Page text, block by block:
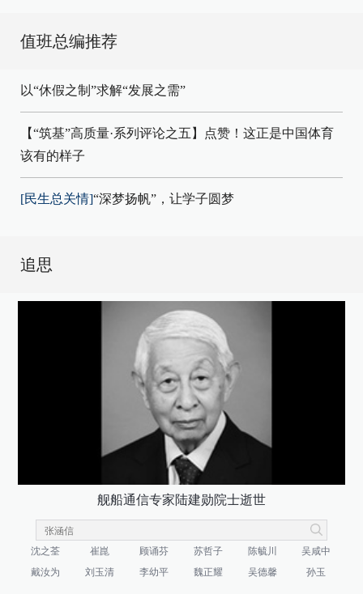
值班总编推荐
以“休假之制”求解“发展之需”
【“筑基”高质量·系列评论之五】点赞！这正是中国体育
该有的样子
[民生总关情]“深梦扬帆”，让学子圆梦
追思
舰船通信专家陆建勋院士逝世
沈之荃 崔崑 顾诵芬 苏哲子 陈毓川
吴咸中
戴汝为
刘玉清 李幼平 魏正耀 吴德馨 孙玉